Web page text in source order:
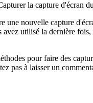
la capture d'écran
une nouvelle capture
avez utilisé la dernière fois,
pour faire des
pas à laisser un